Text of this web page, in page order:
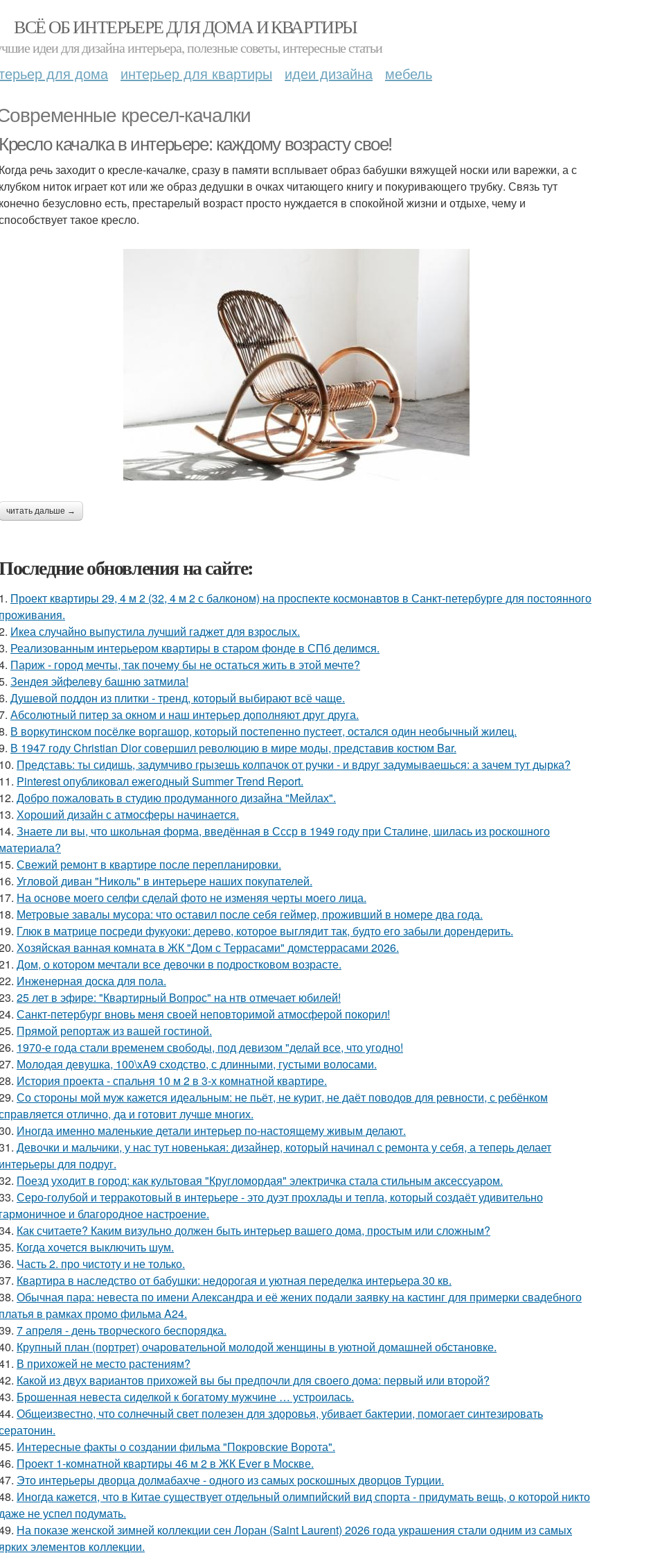
ВСЁ ОБ ИНТЕРЬЕРЕ ДЛЯ ДОМА И КВАРТИРЫ
идеи для дизайна интерьера, полезные советы, интересные статьи
для дома интерьер для квартиры идеи дизайна мебель
кресел-качалки
Кресло качалка в интерьере: каждому возрасту свое!
Когда речь заходит о кресле-качалке, сразу в памяти всплывает образ бабушки вяжущей носки или варежки, а с
клубком ниток играет кот или же образ дедушки в очках читающего книгу и покуривающего трубку. Связь тут
конечно безусловно есть, престарелый возраст просто нуждается в спокойной жизни и отдыхе, чему и
такое кресло.
читать дальше →
обновления на сайте:
1. Проект квартиры 29, 4 м 2 (32, 4 м 2 с балконом) на проспекте космонавтов в Санкт-петербурге для постоянного
проживания.
Икеа случайно выпустила лучший гаджет для взрослых.
Реализованным интерьером квартиры в старом фонде в СПб делимся.
Париж - город мечты, так почему бы не остаться жить в этой мечте?
Зендея эйфелеву башню затмила!
Душевой поддон из плитки - тренд, который выбирают всё чаще.
Абсолютный питер за окном и наш интерьер дополняют друг друга.
В воркутинском посёлке воргашор, который постепенно пустеет, остался один необычный жилец.
В 1947 году Christian Dior совершил революцию в мире моды, представив костюм Bar.
10. Представь: ты сидишь, задумчиво грызешь колпачок от ручки - и вдруг задумываешься: а зачем тут дырка?
11. Pinterest опубликовал ежегодный Summer Trend Report.
12. Добро пожаловать в студию продуманного дизайна "Мейлах".
13. Хороший дизайн с атмосферы начинается.
14. Знаете ли вы, что школьная форма, введённая в Ссср в 1949 году при Сталине, шилась из роскошного
материала?
15. Свежий ремонт в квартире после перепланировки.
16. Угловой диван "Николь" в интерьере наших покупателей.
17. На основе моего селфи сделай фото не изменяя черты моего лица.
18. Метровые завалы мусора: что оставил после себя геймер, проживший в номере два года.
19. Глюк в матрице посреди фукуоки: дерево, которое выглядит так, будто его забыли дорендерить.
Хозяйская ванная комната в ЖК "Дом с Террасами" домстеррасами 2026.
Дом, о котором мечтали все девочки в подростковом возрасте.
Инжeнepная доска для пола.
25 лет в эфире: "Квартирный Вопрос" на нтв отмечает юбилей!
Санкт-петербург вновь меня своей неповторимой атмосферой покорил!
Прямой репортаж из вашей гостиной.
1970-е года стали временем свободы, под девизом "делай все, что угодно!
Молодая девушка, 100\xA9 сходство, с длинными, густыми волосами.
История проекта - спальня 10 м 2 в 3-х комнатной квартире.
Со стороны мой муж кажется идеальным: не пьёт, не курит, не даёт поводов для ревности, с ребёнком
отлично, да и готовит лучше многих.
Иногда именно маленькие детали интерьер по-настоящему живым делают.
Девочки и мальчики, у нас тут новенькая: дизайнер, который начинал с ремонта у себя, а теперь делает
интерьеры для подруг.
Поезд уходит в город: как культовая "Кругломордая" электричка стала стильным аксессуаром.
Серо-голубой и терракотовый в интерьере - это дуэт прохлады и тепла, который создаёт удивительно
гармоничное и благородное настроение.
Как считаете? Каким визульно должен быть интерьер вашего дома, простым или сложным?
Когда хочется выключить шум.
Часть 2. про чистоту и не только.
Квартира в наследство от бабушки: недорогая и уютная переделка интерьера 30 кв.
Обычная пара: невеста по имени Александра и её жених подали заявку на кастинг для примерки свадебного
платья в рамках промо фильма A24.
7 апреля - день творческого беспорядка.
Крупный план (портрет) очаровательной молодой женщины в уютной домашней обстановке.
В прихожей не место растениям?
Какой из двух вариантов прихожей вы бы предпочли для своего дома: первый или второй?
Брошенная невеста сиделкой к богатому мужчине … устроилась.
Общеизвестно, что солнечный свет полезен для здоровья, убивает бактерии, помогает синтезировать
Интересные факты о создании фильма "Покровские Ворота".
Проект 1-комнатной квартиры 46 м 2 в ЖК Ever в Москве.
Это интерьеры дворца долмабахче - одного из самых роскошных дворцов Турции.
Иногда кажется, что в Китае существует отдельный олимпийский вид спорта - придумать вещь, о которой никто
не успел подумать.
На показе женской зимней коллекции сен Лоран (Saint Laurent) 2026 года украшения стали одним из самых
элементов коллекции.